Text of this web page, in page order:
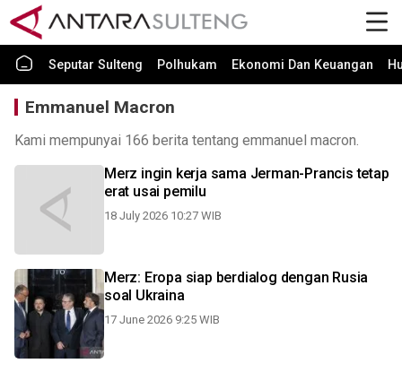
Seputar Sulteng Polhukam Ekonomi Dan Keuangan
Emmanuel Macron
Kami mempunyai 166 berita tentang emmanuel macron.
Merz ingin kerja sama Jerman-Prancis tetap
erat usai pemilu
18 July 2026 10:27 WIB
Merz: Eropa siap berdialog dengan Rusia
soal Ukraina
17 June 2026 9:25 WIB